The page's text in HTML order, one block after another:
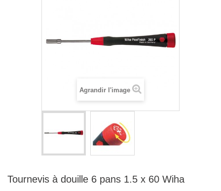
Agrandir l'image
Tournevis à douille 6 pans 1.5 x 60 Wiha